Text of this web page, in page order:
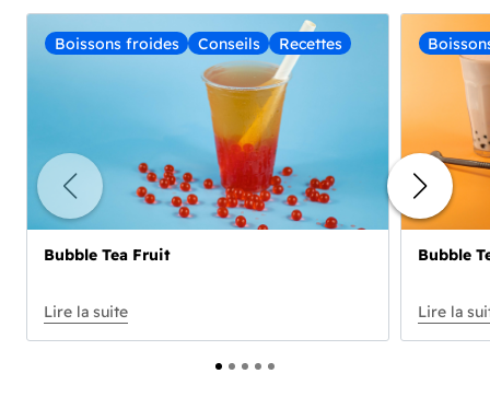
Boissons froides Conseils Recettes
Bubble Tea Fruit Bubble